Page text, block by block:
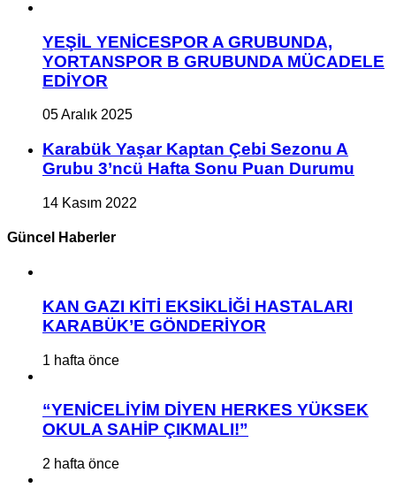
YEŞİL YENİCESPOR A GRUBUNDA,
YORTANSPOR B GRUBUNDA MÜCADELE
EDİYOR
05 Aralık 2025
Karabük Yaşar Kaptan Çebi Sezonu A
Grubu 3’ncü Hafta Sonu Puan Durumu
14 Kasım 2022
Güncel Haberler
KAN GAZI KİTİ EKSİKLİĞİ HASTALARI
KARABÜK’E GÖNDERİYOR
1 hafta önce
“YENİCELİYİM DİYEN HERKES YÜKSEK
OKULA SAHİP ÇIKMALI!”
2 hafta önce